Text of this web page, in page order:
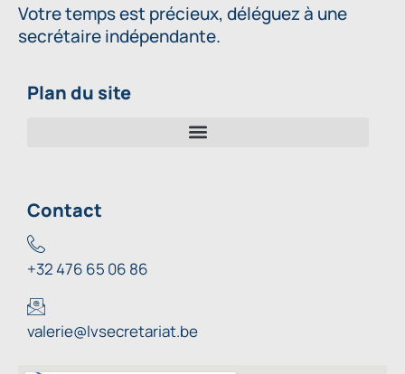
Votre temps est précieux, déléguez à une
secrétaire indépendante.
Plan du site
Contact
+32 476 65 06 86
valerie@lvsecretariat.be